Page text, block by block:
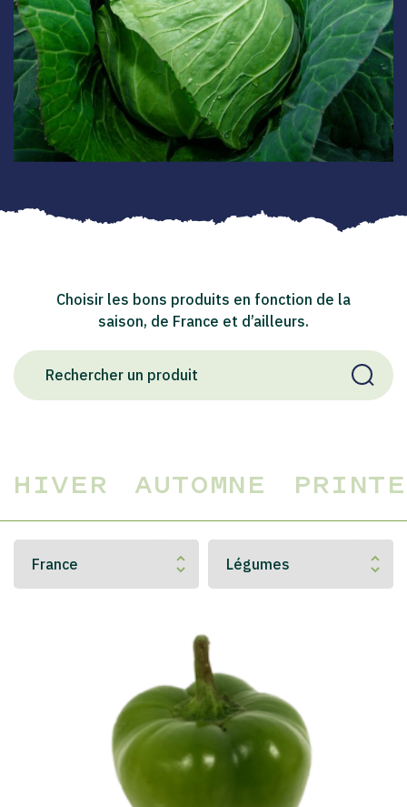
Choisir les bons produits en fonction de la
saison, de France et d’ailleurs.
HIVER AUTOMNE